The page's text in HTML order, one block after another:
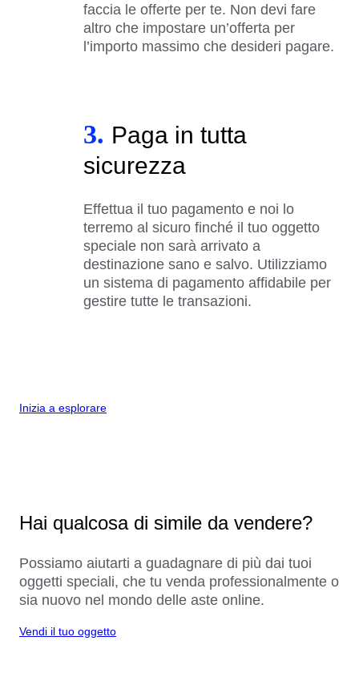
faccia le offerte per te. Non devi fare
altro che impostare un’offerta per
l’importo massimo che desideri pagare.
3. Paga in tutta
sicurezza
Effettua il tuo pagamento e noi lo
terremo al sicuro finché il tuo oggetto
speciale non sarà arrivato a
destinazione sano e salvo. Utilizziamo
un sistema di pagamento affidabile per
gestire tutte le transazioni.
Inizia a esplorare
Hai qualcosa di simile da vendere?
Possiamo aiutarti a guadagnare di più dai tuoi
oggetti speciali, che tu venda professionalmente o
sia nuovo nel mondo delle aste online.
Vendi il tuo oggetto